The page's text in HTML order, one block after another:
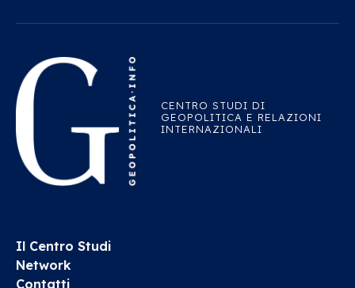
CENTRO STUDI DI
GEOPOLITICA E RELAZIONI
INTERNAZIONALI
Il Centro Studi
Network
Contatti